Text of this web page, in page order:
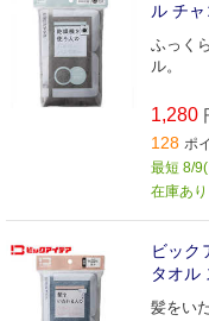
ル チ
ふっく
ル。
1,280
128 ポ
最短 8/
在庫あり
ビック
タオル
髪をい